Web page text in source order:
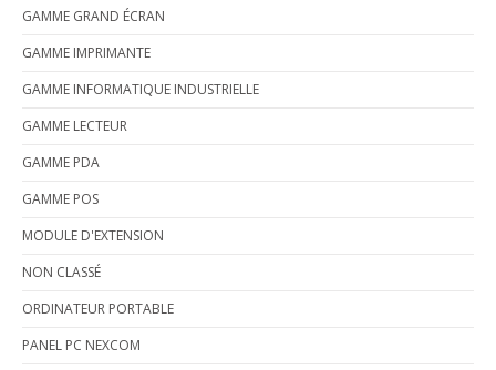
GAMME GRAND ÉCRAN
GAMME IMPRIMANTE
GAMME INFORMATIQUE INDUSTRIELLE
GAMME LECTEUR
GAMME PDA
GAMME POS
MODULE D'EXTENSION
NON CLASSÉ
ORDINATEUR PORTABLE
PANEL PC NEXCOM